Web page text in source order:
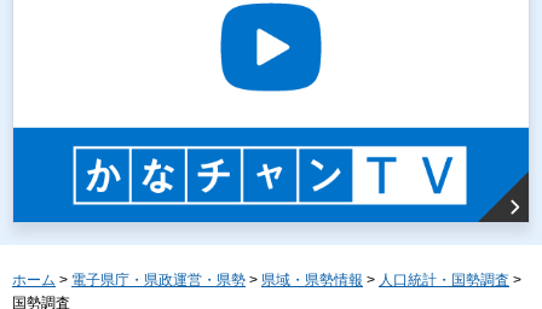
ホーム > 電子県庁・県政運営・県勢 > 県域・県勢情報 > 人口統計・国勢調査 >
国勢調査